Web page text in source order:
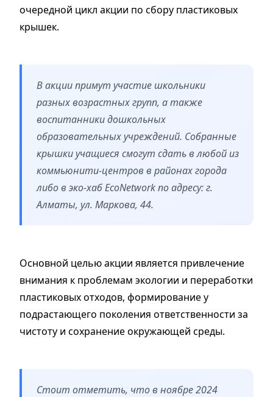
очередной цикл акции по сбору пластиковых
крышек.
В акции примут участие школьники
разных возрастных групп, а также
воспитанники дошкольных
образовательных учреждений. Собранные
крышки учащиеся смогут сдать в любой из
коммьюнити-центров в районах города
либо в эко-хаб EcoNetwork по адресу: г.
Алматы, ул. Маркова, 44.
Основной целью акции является привлечение
внимания к проблемам экологии и переработки
пластиковых отходов, формирование у
подрастающего поколения ответственности за
чистоту и сохранение окружающей среды.
Стоит отметить, что в ноябре 2024